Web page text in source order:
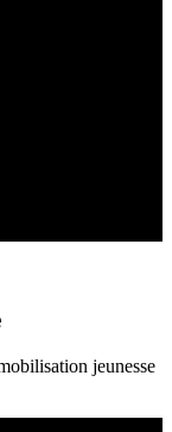
jeunesse